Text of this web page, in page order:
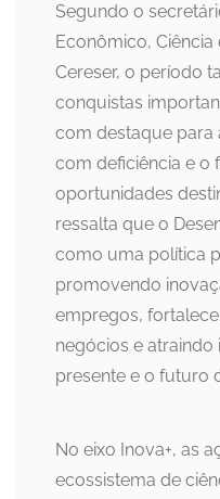
Segundo o
Econômico,
Cereser, o período
conquistas
com destaque para
com deficiência e o
oportunidades
ressalta que o
como uma política
promovendo
empregos,
negócios e atraindo
presente e o futuro
No eixo Inova+, as
ecossistema de